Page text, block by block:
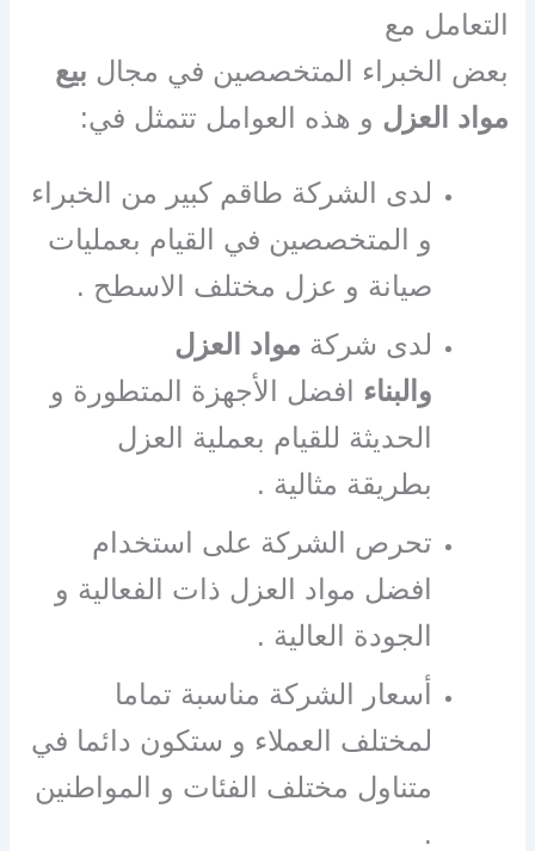
التعامل مع
بعض الخبراء المتخصصين في مجال بيع
مواد العزل و هذه العوامل تتمثل في:
لدى الشركة طاقم كبير من الخبراء
و المتخصصين في القيام بعمليات
صيانة و عزل مختلف الاسطح .
لدى شركة مواد العزل
والبناء افضل الأجهزة المتطورة و
الحديثة للقيام بعملية العزل
بطريقة مثالية .
تحرص الشركة على استخدام
افضل مواد العزل ذات الفعالية و
الجودة العالية .
أسعار الشركة مناسبة تماما
لمختلف العملاء و ستكون دائما في
متناول مختلف الفئات و المواطنين
.